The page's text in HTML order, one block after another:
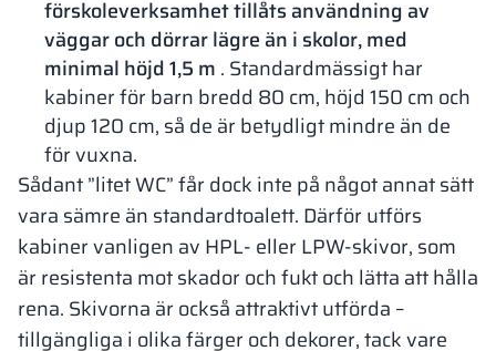
förskoleverksamhet tillåts användning av
väggar och dörrar lägre än i skolor, med
minimal höjd 1,5 m . Standardmässigt har
kabiner för barn bredd 80 cm, höjd 150 cm och
djup 120 cm, så de är betydligt mindre än de
för vuxna.
Sådant ”litet WC” får dock inte på något annat sätt
vara sämre än standardtoalett. Därför utförs
kabiner vanligen av HPL- eller LPW-skivor, som
är resistenta mot skador och fukt och lätta att hålla
rena. Skivorna är också attraktivt utförda –
tillgängliga i olika färger och dekorer, tack vare